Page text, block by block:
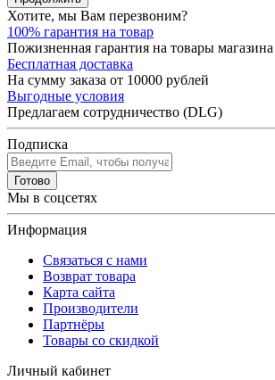
Хотите, мы Вам перезвоним?
100% гарантия на товар
Пожизненная гарантия на товары магазина
Бесплатная доставка
На сумму заказа от 10000 рублей
Выгодные условия
Предлагаем сотрудничество (DLG)
Подписка
Готово
Мы в соцсетях
Информация
Связаться с нами
Возврат товара
Карта сайта
Производители
Партнёры
Товары со скидкой
Личный кабинет